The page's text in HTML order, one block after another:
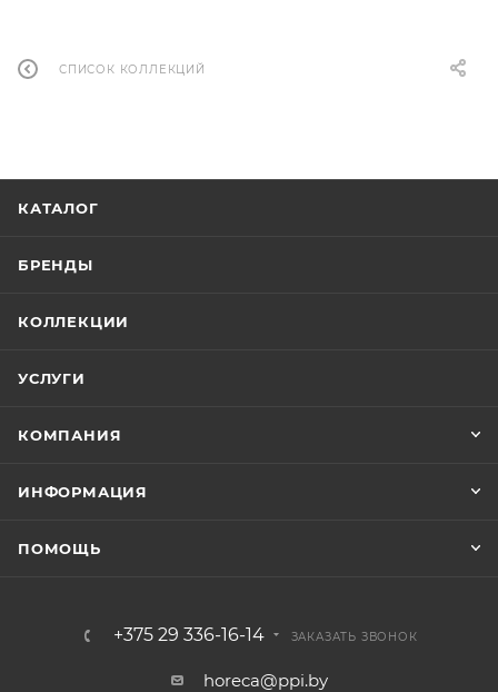
СПИСОК КОЛЛЕКЦИЙ
КАТАЛОГ
БРЕНДЫ
КОЛЛЕКЦИИ
УСЛУГИ
КОМПАНИЯ
ИНФОРМАЦИЯ
ПОМОЩЬ
+375 29 336-16-14 ЗАКАЗАТЬ ЗВОНОК
horeca@ppi.by